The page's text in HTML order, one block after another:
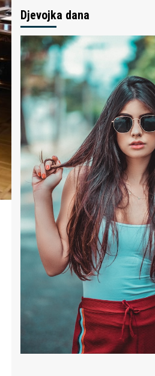
Djevojka dana